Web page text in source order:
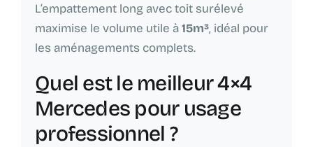
L’empattement long avec toit surélevé
maximise le volume utile à15m³, idéal pour
les aménagements complets.
Quel est le meilleur 4×4
Mercedes pour usage
professionnel ?